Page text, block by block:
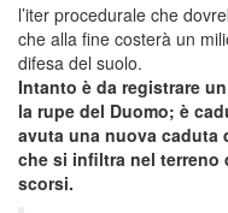
l’iter procedurale che
che alla fine costerà un
difesa del suolo.
Intanto è da registrare
la rupe del Duomo; è
avuta una nuova caduta
che si infiltra nel terreno
scorsi.